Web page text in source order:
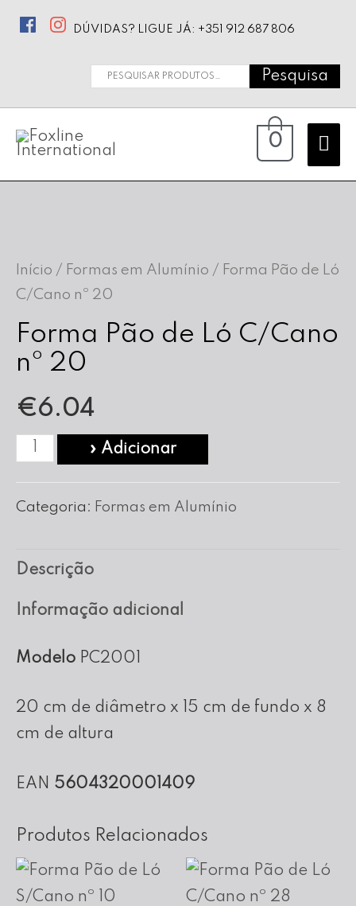
DÚVIDAS? LIGUE JÁ: +351 912 687 806
Pesquisar
Pesquisa
0
Início / Formas em Alumínio / Forma Pão de Ló
C/Cano nº 20
Forma Pão de Ló C/Cano
nº 20
€6.04
Quantidade
Forma
Ló
C/Cano
20
» Adicionar
Categoria: Formas em Alumínio
Descrição
Informação adicional
Modelo PC2001
20 cm de diâmetro x 15 cm de fundo x 8
cm de altura
EAN 5604320001409
Produtos Relacionados